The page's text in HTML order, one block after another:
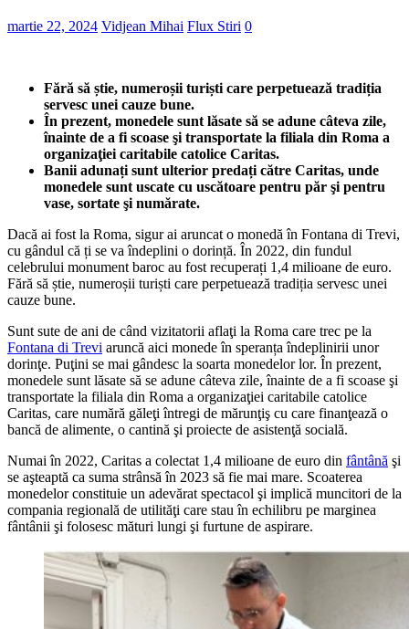
martie 22, 2024 Vidjean Mihai Flux Stiri 0
Fără să știe, numeroșii turiști care perpetuează tradiția
servesc unei cauze bune.
În prezent, monedele sunt lăsate să se adune câteva zile,
înainte de a fi scoase şi transportate la filiala din Roma a
organizaţiei caritabile catolice Caritas.
Banii adunați sunt ulterior predați către Caritas, unde
monedele sunt uscate cu uscătoare pentru păr şi pentru
vase, sortate şi numărate.
Dacă ai fost la Roma, sigur ai aruncat o monedă în Fontana di Trevi,
cu gândul că ți se va îndeplini o dorință. În 2022, din fundul
celebrului monument baroc au fost recuperați 1,4 milioane de euro.
Fără să știe, numeroșii turiști care perpetuează tradiția servesc unei
cauze bune.
Sunt sute de ani de când vizitatorii aflaţi la Roma care trec pe la
Fontana di Trevi aruncă aici monede în speranța îndeplinirii unor
dorinţe. Puţini se mai gândesc la soarta monedelor lor. În prezent,
monedele sunt lăsate să se adune câteva zile, înainte de a fi scoase şi
transportate la filiala din Roma a organizaţiei caritabile catolice
Caritas, care numără găleţi întregi de mărunţiş cu care finanţează o
bancă de alimente, o cantină şi proiecte de asistenţă socială.
Numai în 2022, Caritas a colectat 1,4 milioane de euro din fântână şi
se aşteaptă ca suma strânsă în 2023 să fie mai mare. Scoaterea
monedelor constituie un adevărat spectacol şi implică muncitori de la
compania regională de utilităţi care stau în echilibru pe marginea
fântânii şi folosesc mături lungi şi furtune de aspirare.